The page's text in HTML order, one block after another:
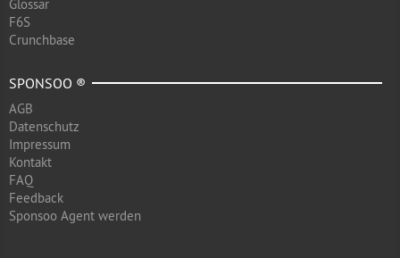
Glossar
F6S
Crunchbase
SPONSOO ®
AGB
Datenschutz
Impressum
Kontakt
FAQ
Feedback
Sponsoo Agent werden